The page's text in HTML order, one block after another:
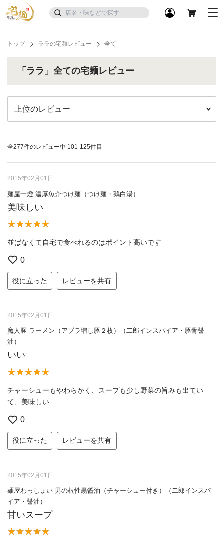
トップ ララの宅麺レビュー 全て
「ララ」全ての宅麺レビュー
全277件のレビュー中 101-125件目
2015年02月01日
麺屋一燈 濃厚魚介つけ麺（つけ麺・鶏白湯）
美味しい
並ばなくて自宅で食べれるのはポイント高いです
0
役に立った レビューを共有
2015年02月01日
魔人豚 ラーメン（アブラ増し豚２枚）（二郎インスパイア・豚骨醤
油）
いい
チャーシューもやわらかく、スープも少し野菜の旨みも出てい
て、美味しい
0
役に立った レビューを共有
2015年02月01日
麺屋わっしょい 男の根性黒醤油（チャーシュー付き）（二郎インスパ
イア・醤油）
甘いスープ